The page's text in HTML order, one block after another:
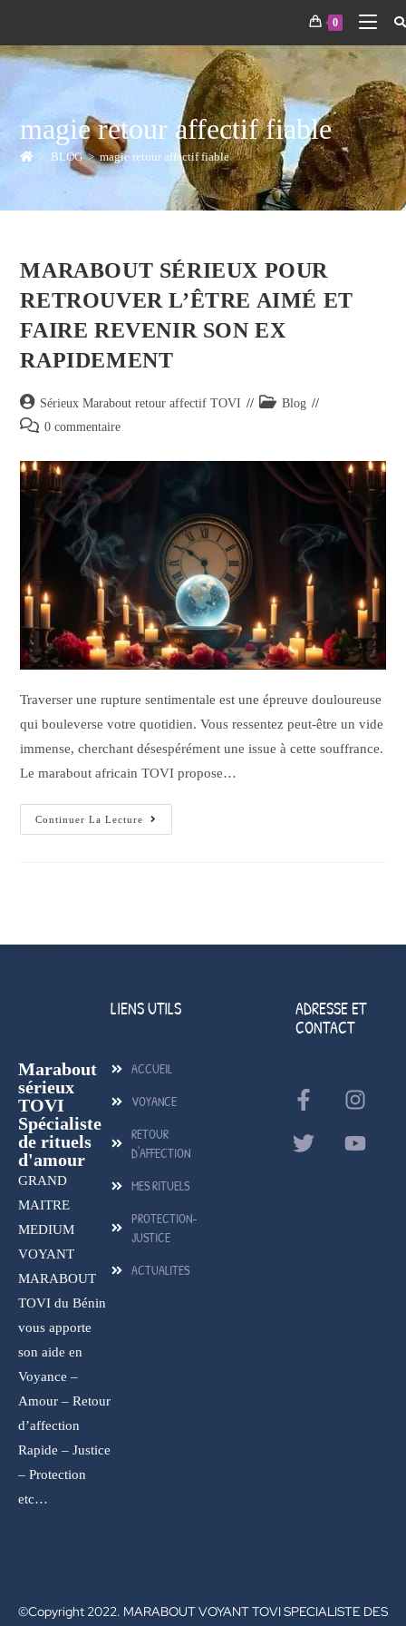
0
magie retour affectif fiable
> BLOG > magie retour affectif fiable
MARABOUT SÉRIEUX POUR
RETROUVER L’ÊTRE AIMÉ ET
FAIRE REVENIR SON EX
RAPIDEMENT
Sérieux Marabout retour affectif TOVI
Blog
0 commentaire
Traverser une rupture sentimentale est une épreuve douloureuse
qui bouleverse votre quotidien. Vous ressentez peut-être un vide
immense, cherchant désespérément une issue à cette souffrance.
Le marabout africain TOVI propose…
Continuer La Lecture
Marabout
sérieux
TOVI
Spécialiste
de rituels
d'amour
GRAND
MAITRE
MEDIUM
VOYANT
MARABOUT
TOVI du Bénin
vous apporte
son aide en
Voyance –
Amour – Retour
d’affection
Rapide – Justice
– Protection
etc…
LIENS UTILS
ACCUEIL
VOYANCE
RETOUR
D'AFFECTION
MES RITUELS
PROTECTION-
JUSTICE
ACTUALITES
ADRESSE ET
CONTACT
©Copyright 2022. MARABOUT VOYANT TOVI SPECIALISTE DES